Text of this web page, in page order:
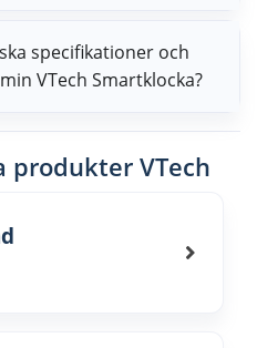
specifikationer och
VTech Smartklocka?
produkter VTech